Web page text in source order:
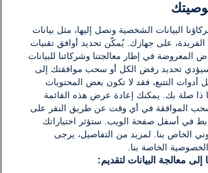
حتى الآن. كن الأول!
...
البيانات الشخصية ونصل إليها، مثل بيانات
الفريدة، على جهازك. يُمكّن تحديد أوافق تقنيات
المعروضة في إطار معالجتنا وشركائنا للبيانات
سيؤدي تحديد رفض الكل أو سحب موافقتك إلى
أدوات التتبع، فقد لا تكون بعض المحتويات
ذا صلة بك. يمكنك إعادة عرض هذه القائمة
سحب الموافقة في أي وقت عن طريق النقر على
في أسفل صفحة الويب. ستؤثر اختياراتك
الخاص بنا. لمزيد من التفاصيل، يرجى
الخاصة بنا.
معالجة البيانات لتقديم: